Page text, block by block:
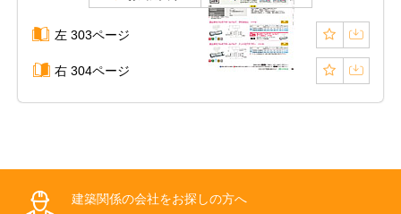
左 303ページ
右 304ページ
建築関係の会社をお探しの方へ